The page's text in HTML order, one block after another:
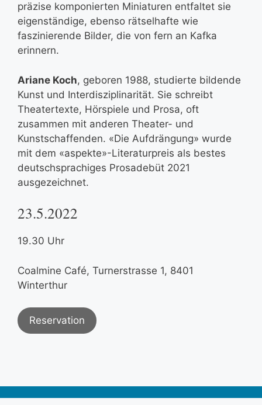
präzise komponierten Miniaturen entfaltet sie
eigenständige, ebenso rätselhafte wie
faszinierende Bilder, die von fern an Kafka
erinnern.
Ariane Koch, geboren 1988, studierte bildende
Kunst und Interdisziplinarität. Sie schreibt
Theatertexte, Hörspiele und Prosa, oft
zusammen mit anderen Theater- und
Kunstschaffenden. «Die Aufdrängung» wurde
mit dem «aspekte»-Literaturpreis als bestes
deutschsprachiges Prosadebüt 2021
ausgezeichnet.
23.5.2022
19.30 Uhr
Coalmine Café, Turnerstrasse 1, 8401
Winterthur
Reservation